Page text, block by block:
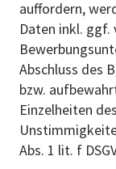
auffordern,
Daten inkl. ggf.
Abschluss des
bzw.
Einzelheiten
Abs. 1 lit. f